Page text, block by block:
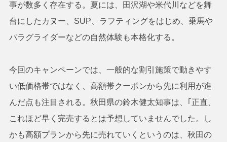
事が数多く存在する。夏には、田沢湖や米代川などを舞
台にしたカヌー、SUP、ラフティングをはじめ、乗馬や
パラグライダーなどの自然体験も本格化する。
今回のキャンペーンでは、一般的な割引施策で動きやす
い低価格帯ではなく、高額帯クーポンから先に利用が進
んだ点も注目される。秋田県の鈴木健太知事は、｢正直、
これほど早く完売するとは予想していませんでした。し
かも高額プランから先に売れていくというのは、秋田の